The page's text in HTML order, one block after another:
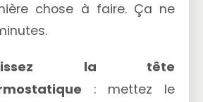
chose à faire. Ça ne
la tête
: mettez le